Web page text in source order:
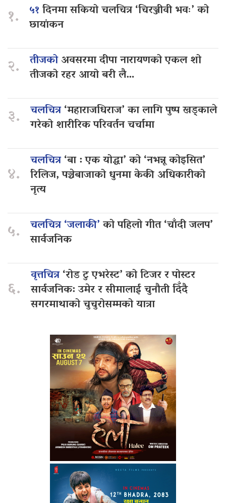
१. ५१दिनमा सकियो चलचित्र ‘चिरञ्जीवी भवः’ को
छायांकन
२. तीजकोअवसरमा दीपा नारायणको एकल शो
तीजको रहर आयो बरी लै…
३. चलचित्र‘महाराजधिराज’ का लागि पुष्प खड्काले
गरेको शारीरिक परिवर्तन चर्चामा
४.
चलचित्र‘बा : एक योद्धा’ को ‘नभन्नू कोइसित’
रिलिज, पञ्चेबाजाको धुनमा केकी अधिकारीको
नृत्य
५. चलचित्र ‘जलाकी’को पहिलो गीत ‘चाँदी जलप’
सार्वजनिक
६.
वृत्तचित्र‘रोड टु एभरेस्ट’ को टिजर र पोस्टर
सार्वजनिक: उमेर र सीमालाई चुनौती दिँदै
सगरमाथाको चुचुरोसम्मको यात्रा